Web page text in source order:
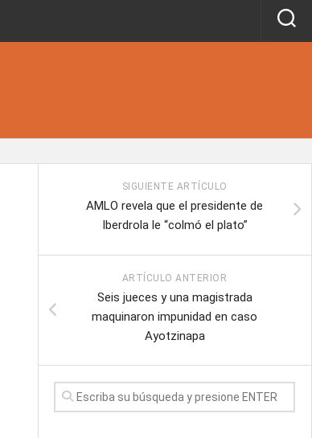
SIGUIENTE ARTÍCULO
AMLO revela que el presidente de
Iberdrola le “colmó el plato”
ARTÍCULO ANTERIOR
Seis jueces y una magistrada
maquinaron impunidad en caso
Ayotzinapa